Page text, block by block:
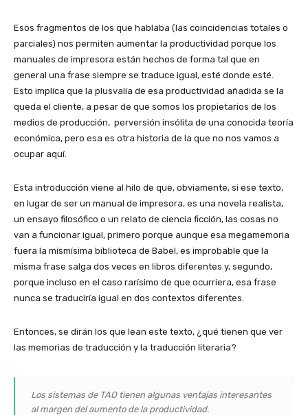
Esos fragmentos de los que hablaba (las coincidencias totales o
parciales) nos permiten aumentar la productividad porque los
manuales de impresora están hechos de forma tal que en
general una frase siempre se traduce igual, esté donde esté.
Esto implica que la plusvalía de esa productividad añadida se la
queda el cliente, a pesar de que somos los propietarios de los
medios de producción, perversión insólita de una conocida teoría
económica, pero esa es otra historia de la que no nos vamos a
ocupar aquí.
Esta introducción viene al hilo de que, obviamente, si ese texto,
en lugar de ser un manual de impresora, es una novela realista,
un ensayo filosófico o un relato de ciencia ficción, las cosas no
van a funcionar igual, primero porque aunque esa megamemoria
fuera la mismísima biblioteca de Babel, es improbable que la
misma frase salga dos veces en libros diferentes y, segundo,
porque incluso en el caso rarísimo de que ocurriera, esa frase
nunca se traduciría igual en dos contextos diferentes.
Entonces, se dirán los que lean este texto, ¿qué tienen que ver
las memorias de traducción y la traducción literaria?
Los sistemas de TAO tienen algunas ventajas interesantes
al margen del aumento de la productividad.